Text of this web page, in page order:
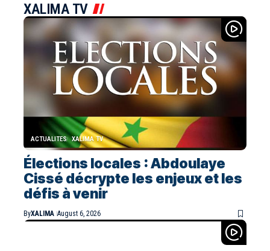
XALIMA TV
ACTUALITES XALIMA TV
Élections locales : Abdoulaye
Cissé décrypte les enjeux et les
défis à venir
ByXALIMA August 6, 2026